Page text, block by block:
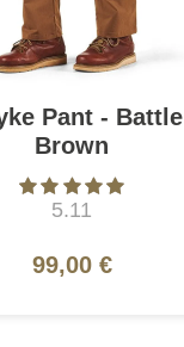
Pant - Battle
Brown
5.11
99,00 €